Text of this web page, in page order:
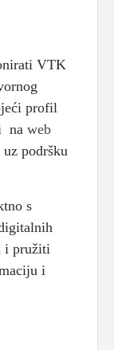
VTK
profil
na web
podršku
s
i pružiti
i